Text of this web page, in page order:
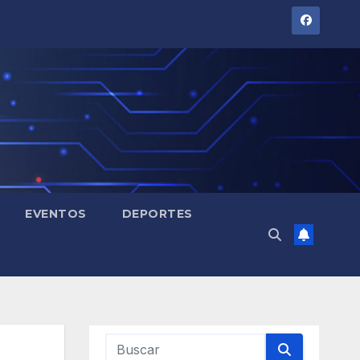
EVENTOS DEPORTES